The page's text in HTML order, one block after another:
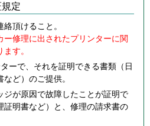
定
頂けること。
修理に出されたプリンターに関
す。
ーで、それを証明できる書類（日
ど）のご提供。
ジが原因で故障したことが証明で
証明書など）と、修理の請求書の